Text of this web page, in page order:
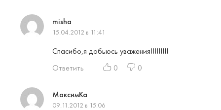
misha
15.04.2012 в 11:41
Спасибо,я добьюсь уважения!!!!!!!!!
Ответить
0 0
МаксимКа
09.11.2012 в 15:06